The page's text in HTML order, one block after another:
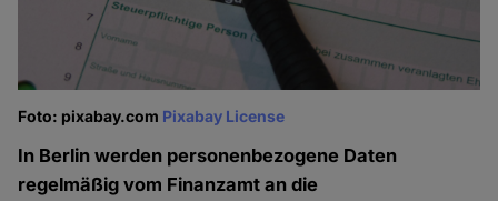
Foto: pixabay.com Pixabay License
In Berlin werden personenbezogene Daten
regelmäßig vom Finanzamt an die